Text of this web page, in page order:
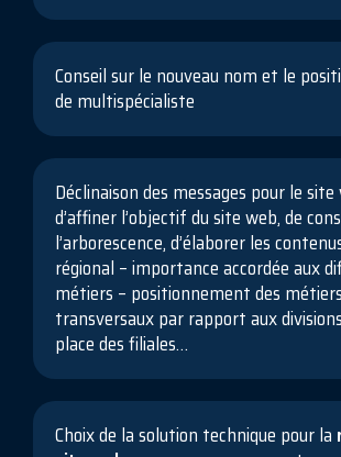
Conseil sur le nouveau nom et le
de multispécialiste
Déclinaison des messages pour le
d’affiner l’objectif du site web, de
l’arborescence, d’élaborer les
régional – importance accordée aux
métiers – positionnement des métiers
transversaux par rapport aux
place des filiales…
Choix de la solution technique pour la